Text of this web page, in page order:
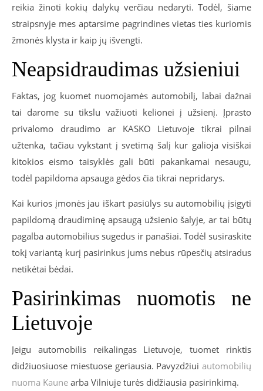
reikia žinoti kokių dalykų verčiau nedaryti. Todėl, šiame
straipsnyje mes aptarsime pagrindines vietas ties kuriomis
žmonės klysta ir kaip jų išvengti.
Neapsidraudimas užsieniui
Faktas, jog kuomet nuomojamės automobilį, labai dažnai
tai darome su tikslu važiuoti kelionei į užsienį. Įprasto
privalomo draudimo ar KASKO Lietuvoje tikrai pilnai
užtenka, tačiau vykstant į svetimą šalį kur galioja visiškai
kitokios eismo taisyklės gali būti pakankamai nesaugu,
todėl papildoma apsauga gėdos čia tikrai nepridarys.
Kai kurios įmonės jau iškart pasiūlys su automobilių įsigyti
papildomą draudiminę apsaugą užsienio šalyje, ar tai būtų
pagalba automobilius sugedus ir panašiai. Todėl susiraskite
tokį variantą kurį pasirinkus jums nebus rūpesčių atsiradus
netikėtai bėdai.
Pasirinkimas nuomotis ne
Lietuvoje
Jeigu automobilis reikalingas Lietuvoje, tuomet rinktis
didžiuosiuose miestuose geriausia. Pavyzdžiui automobilių
nuoma Kaune arba Vilniuje turės didžiausia pasirinkimą.